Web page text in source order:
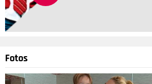
Fotos